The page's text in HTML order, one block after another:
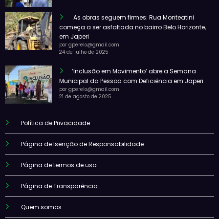
As obras seguem firmes: Rua Monteatini
começa a ser asfaltada no bairro Belo Horizonte,
em Japeri
por gperelo@gmail.com
24 de julho de 2025
‘Inclusão em Movimento’ abre a Semana
Municipal da Pessoa com Deficiência em Japeri
por gperelo@gmail.com
21 de agosto de 2025
Política de Privacidade
Página de Isenção de Responsabilidade
Página de termos de uso
Página de Transparência
Quem somos